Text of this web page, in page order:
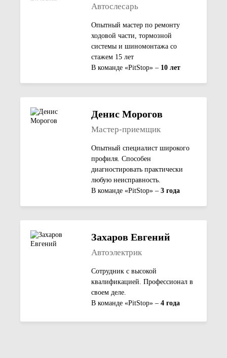
Автослесарь
Опытный мастер по ремонту
ходовой части, тормозной
системы и шиномонтажа со
стажем 15 лет
В команде «PitStop» – 10 лет
Денис Морогов
Мастер-приемщик
Опытный специалист широкого
профиля. Способен
диагностировать практически
любую неисправность.
В команде «PitStop» – 3 года
Захаров Евгений
Автоэлектрик
Сотрудник с высокой
квалификацией. Профессионал в
своем деле.
В команде «PitStop» – 4 года